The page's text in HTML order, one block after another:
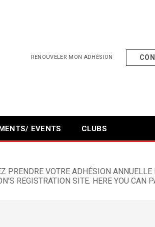
RENOUVELER MON ADHÉSION
EVENTS CLUBS
PRENDRE VOTRE ADHÉSION ANNUELLE
REGISTRATION SITE. HERE YOU CAN